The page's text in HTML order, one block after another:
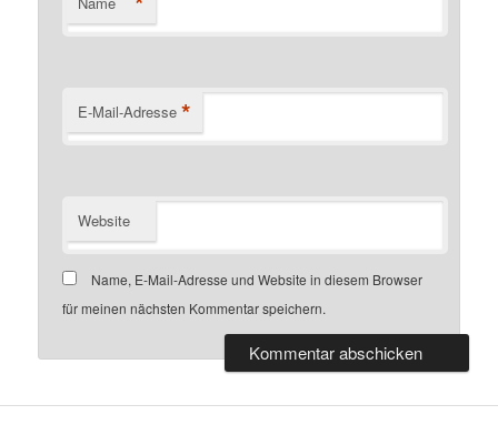
E-Mail-Adresse *
Website
Name, E-Mail-Adresse und Website in diesem Browser
für meinen nächsten Kommentar speichern.